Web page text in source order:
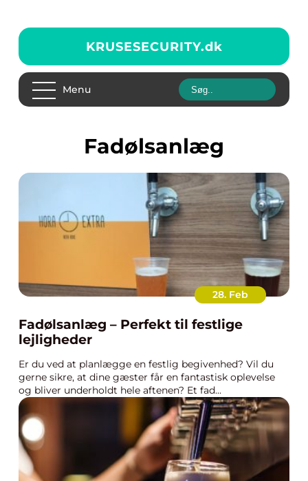
KRUSESECURITY.dk
Menu
fadølsanlæg
28. Feb
Fadølsanlæg – Perfekt til festlige
lejligheder
Er du ved at planlægge en festlig begivenhed? Vil du
gerne sikre, at dine gæster får en fantastisk oplevelse
og bliver underholdt hele aftenen? Et fad...